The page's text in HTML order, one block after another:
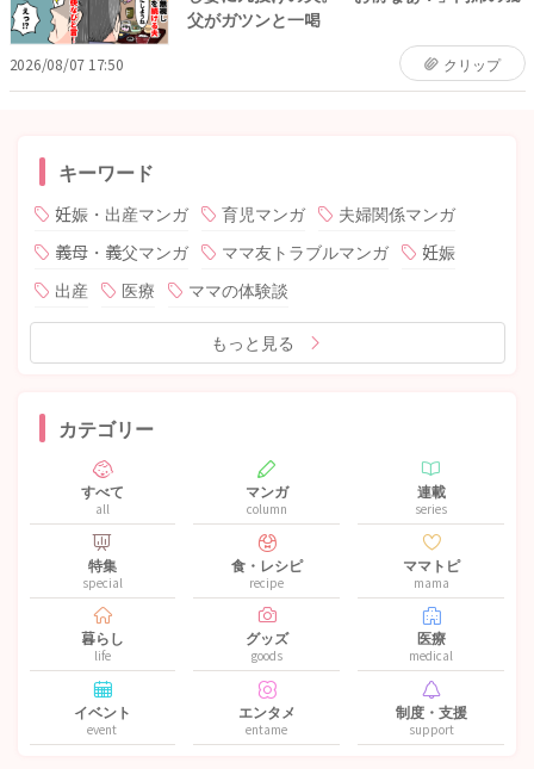
父がガツンと一喝
2026/08/07 17:50 クリップ
キーワード
妊娠・出産マンガ 育児マンガ
夫婦関係マンガ
義母・義父マンガ
ママ友トラブルマンガ
妊娠
出産
医療 ママの体験談
もっと見る
カテゴリー
すべて
all
マンガ
column
連載
series
特集
special
食・レシピ
recipe
ママトピ
mama
暮らし
life
グッズ
goods
医療
medical
イベント
event
エンタメ
entame
制度・支援
support